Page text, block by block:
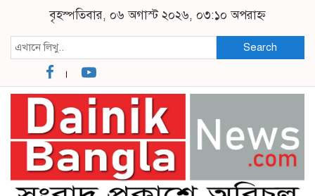
বৃহস্পতিবার, ০৬ অগাস্ট ২০২৬, ০৩:১০ অপরাহ্ন
Search